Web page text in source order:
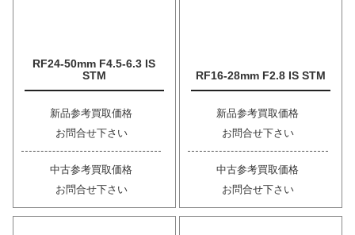
RF24-50mm F4.5-6.3 IS
STM
新品参考買取価格
お問合せ下さい
中古参考買取価格
お問合せ下さい
RF16-28mm F2.8 IS STM
新品参考買取価格
お問合せ下さい
中古参考買取価格
お問合せ下さい